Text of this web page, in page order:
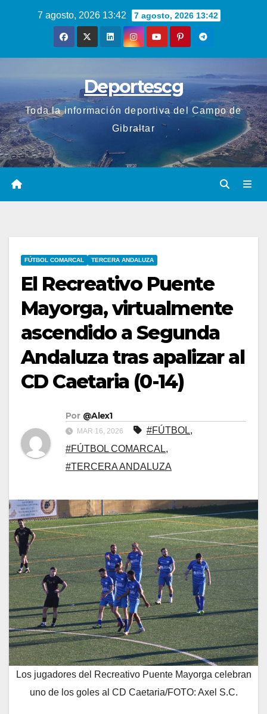
7 agosto, 2026 13:42 7 agosto, 2026 13:42
Deportescg
Toda la información deportiva del Campo de
Gibraltar
FÚTBOL COMARCAL TERCERA ANDALUZA
El Recreativo Puente
Mayorga, virtualmente
ascendido a Segunda
Andaluza tras apalizar al
CD Caetaria (0-14)
Por @Alex1
MAR 16, 2026 #FÚTBOL,
#FÚTBOL COMARCAL,
#TERCERA ANDALUZA
Los jugadores del Recreativo Puente Mayorga celebran
uno de los goles al CD Caetaria/FOTO: Axel S.C.